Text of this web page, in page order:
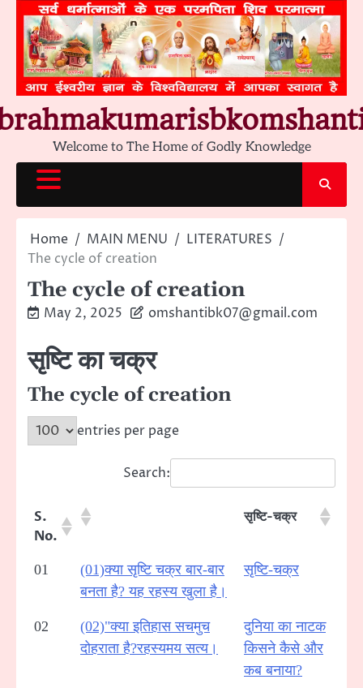
content
Welcome to The Home of Godly Knowledge
Home MAIN MENU
LITERATURES
The cycle of creation
The cycle of creation
May 2, 2025 omshantibk07@gmail.com
सृष्टि का चक्र
The cycle of creation
entries per page
Search:
S.
No.
सृष्टि-चक्र
01
(01)क्या सृष्टि चक्र बार-बार
बनता है? यह रहस्य खुला है।
सृष्टि-चक्र
02
(02)"क्या इतिहास सचमुच
दोहराता है?रहस्यमय सत्य।
दुनिया का नाटक
किसने कैसे और
कब बनाया?